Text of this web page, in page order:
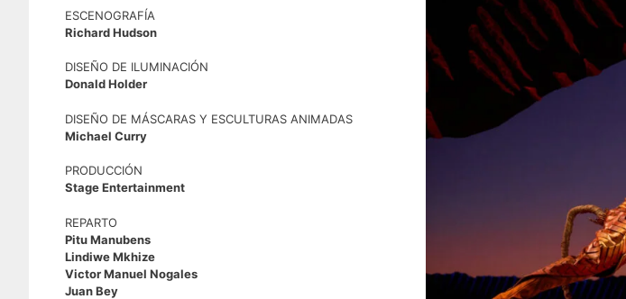
ESCENOGRAFÍA
Richard Hudson
DISEÑO DE ILUMINACIÓN
Donald Holder
DISEÑO DE MÁSCARAS Y ESCULTURAS ANIMADAS
Michael Curry
PRODUCCIÓN
Stage Entertainment
REPARTO
Pitu Manubens
Lindiwe Mkhize
Victor Manuel Nogales
Juan Bey